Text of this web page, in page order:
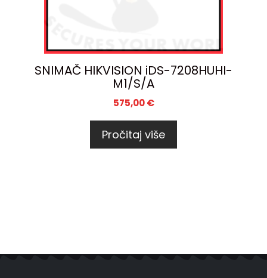
SNIMAČ HIKVISION iDS-7208HUHI-
M1/S/A
575,00€
Pročitaj više